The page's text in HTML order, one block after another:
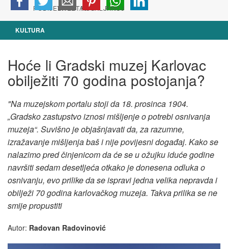
KULTURA
Hoće li Gradski muzej Karlovac
obilježiti 70 godina postojanja?
"Na muzejskom portalu stoji da 18. prosinca 1904.
„Gradsko zastupstvo iznosi mišljenje o potrebi osnivanja
muzeja“. Suvišno je objašnjavati da, za razumne,
izražavanje mišljenja baš i nije povijesni događaj. Kako se
nalazimo pred činjenicom da će se u ožujku iduće godine
navršiti sedam desetljeća otkako je donesena odluka o
osnivanju, evo prilike da se ispravi jedna velika nepravda i
obilježi 70 godina karlovačkog muzeja. Takva prilika se ne
smije propustiti
Autor: Radovan Radovinović